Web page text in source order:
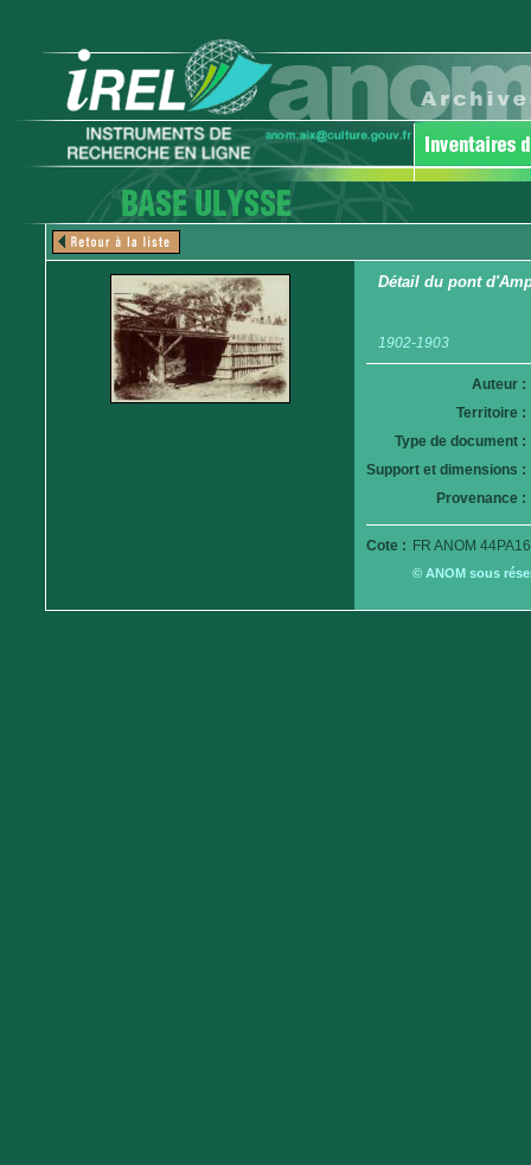
Détail du pont
1902-1903
Auteur :
Territoire :
Type de document :
Support et dimensions :
Provenance :
Cote : FR ANOM
© ANOM sous